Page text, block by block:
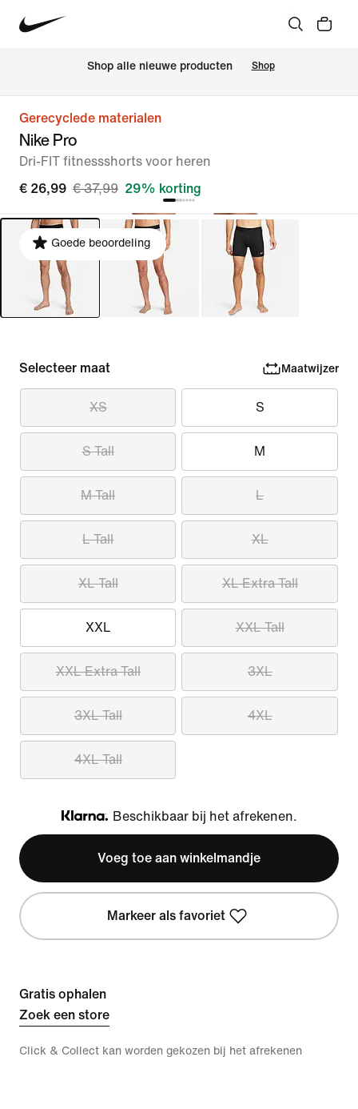
Shop alle nieuwe producten Shop
Gerecyclede materialen
Nike Pro
Dri-FIT fitnessshorts voor heren
€ 26,99 € 37,99 29% korting
Goede beoordeling
Selecteer maat Maatwijzer
XS S
S Tall M
M Tall L
L Tall XL
XL Tall XL Extra Tall
XXL XXL Tall
XXL Extra Tall 3XL
3XL Tall 4XL
4XL Tall
Klarna
Beschikbaar bij het afrekenen.
Voeg toe aan winkelmandje
Markeer als favoriet
Gratis ophalen
Zoek een store
Click & Collect kan worden gekozen bij het afrekenen